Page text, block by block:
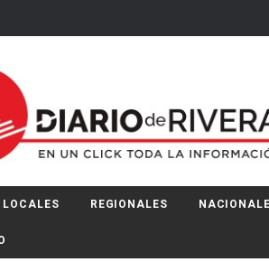
LOCALES REGIONALES